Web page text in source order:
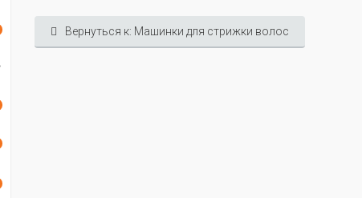
Вернуться к: Машинки для стрижки волос